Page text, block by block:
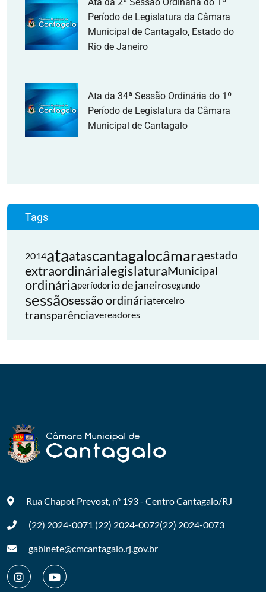
Período de Legislatura da Câmara
Municipal de Cantagalo, Estado do
Rio de Janeiro
Ata da 34ª Sessão Ordinária do 1º
Período de Legislatura da Câmara
Municipal de Cantagalo
Tags
2014ataatascantagalocâmaraestado
extraordinárialegislaturaMunicipal
ordináriaperíodorio de janeirosegundo
sessãosessão ordináriaterceiro
transparênciavereadores
Rua Chapot Prevost, nº 193 - CentroCantagalo/RJ
(22) 2024-0071 (22) 2024-0072(22) 2024-0073
gabinete@cmcantagalo.rj.gov.br